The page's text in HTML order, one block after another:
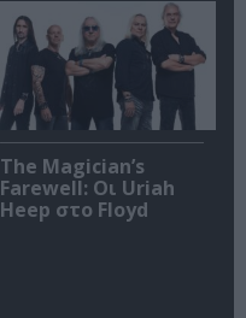
The Magician’s
Farewell: Οι Uriah
Heep στο Floyd